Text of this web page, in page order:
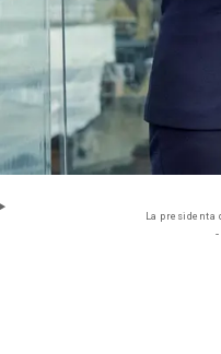
La presidenta